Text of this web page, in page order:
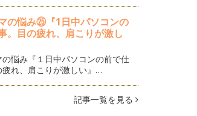
の悩み㉕『1日中パソコンの
。目の疲れ、肩こりが激し
悩み『１日中パソコンの前で仕
疲れ、肩こりが激しい』…
記事一覧を見る